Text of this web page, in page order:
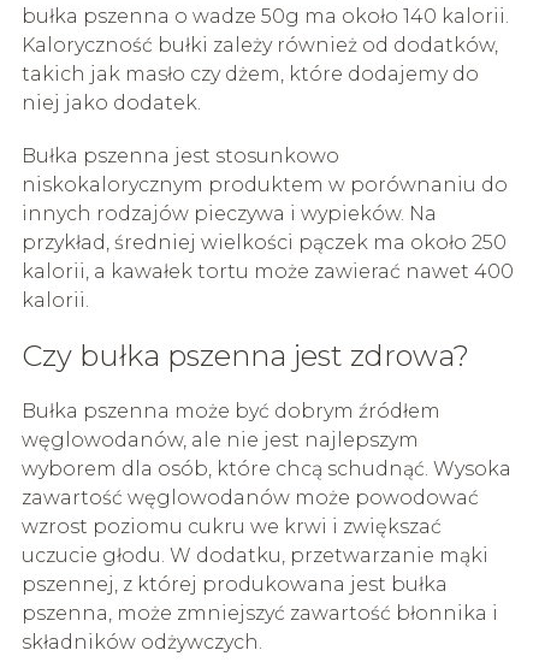
bułka pszenna o wadze 50g ma około 140 kalorii.
Kaloryczność bułki zależy również od dodatków,
takich jak masło czy dżem, które dodajemy do
niej jako dodatek.
Bułka pszenna jest stosunkowo
niskokalorycznym produktem w porównaniu do
innych rodzajów pieczywa i wypieków. Na
przykład, średniej wielkości pączek ma około 250
kalorii, a kawałek tortu może zawierać nawet 400
kalorii.
Czy bułka pszenna jest zdrowa?
Bułka pszenna może być dobrym źródłem
węglowodanów, ale nie jest najlepszym
wyborem dla osób, które chcą schudnąć. Wysoka
zawartość węglowodanów może powodować
wzrost poziomu cukru we krwi i zwiększać
uczucie głodu. W dodatku, przetwarzanie mąki
pszennej, z której produkowana jest bułka
pszenna, może zmniejszyć zawartość błonnika i
składników odżywczych.